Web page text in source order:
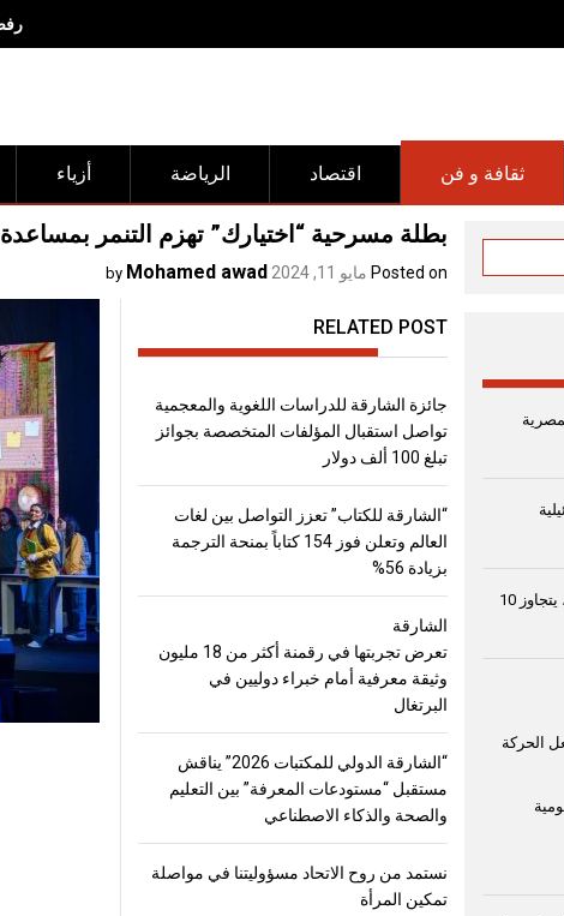
أزياء الرياضة اقتصاد ثقافة و فن
بطلة مسرحية “اختيارك” تهزم التنمر
Posted on مايو 11, 2024 by
Mohamed awad
RELATED POST
جائزة الشارقة للدراسات اللغوية والمعجمية
تواصل استقبال المؤلفات المتخصصة بجوائز
تبلغ 100 ألف دولار
“الشارقة للكتاب” تعزز التواصل بين لغات
العالم وتعلن فوز 154 كتاباً بمنحة الترجمة
بزيادة 56%
الشارقة
تعرض تجربتها في رقمنة أكثر من 18 مليون
وثيقة معرفية أمام خبراء دوليين في
البرتغال
“الشارقة الدولي للمكتبات 2026” يناقش
مستقبل “مستودعات المعرفة” بين التعليم
والصحة والذكاء الاصطناعي
نستمد من روح الاتحاد مسؤوليتنا في مواصلة
تمكين المرأة
إنتاج القمح في مصر خلال موسم 2026، يتجاوز 10
الحركة